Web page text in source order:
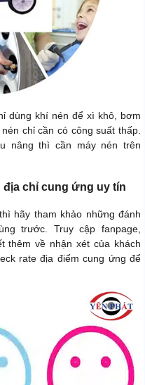
dùng khí nén để xì khô, bơm
chỉ cần có công suất thấp.
nâng thì cần máy nén trên
địa chỉ cung ứng uy tín
hãy tham khảo những đánh
trước. Truy cập fanpage,
thêm về nhận xét của khách
rate địa điểm cung ứng để